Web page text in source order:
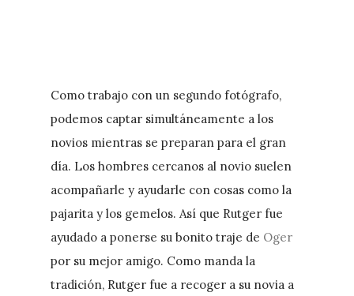
Como trabajo con un segundo fotógrafo,
podemos captar simultáneamente a los
novios mientras se preparan para el gran
día. Los hombres cercanos al novio suelen
acompañarle y ayudarle con cosas como la
pajarita y los gemelos. Así que Rutger fue
ayudado a ponerse su bonito traje de Oger
por su mejor amigo. Como manda la
tradición, Rutger fue a recoger a su novia a